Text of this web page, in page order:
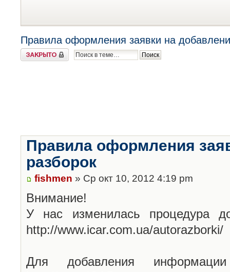
Правила оформления заявки на
Закрыто
Правила оформления
разборок
fishmen » Ср окт 10, 2012 4:19 pm
Внимание!
У нас изменилась процедура
http://www.icar.com.ua/autorazborki/
Для добавления